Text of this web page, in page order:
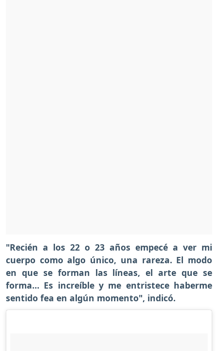
"Recién a los 22 o 23 años empecé a ver mi
cuerpo como algo único, una rareza. El modo
en que se forman las líneas, el arte que se
forma... Es increíble y me entristece haberme
sentido fea en algún momento", indicó.